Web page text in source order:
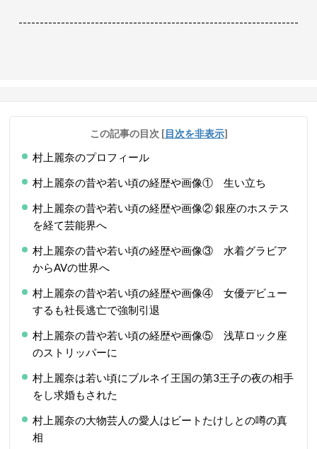
------------------------------------------------------------------
この記事の目次 [目次を非表示]
村上麗奈のプロフィール
村上麗奈の昔や若い頃の経歴や画像① 生い立ち
村上麗奈の昔や若い頃の経歴や画像② 銀座のホステス
を経て芸能界へ
村上麗奈の昔や若い頃の経歴や画像③ 水着グラビア
からAVの世界へ
村上麗奈の昔や若い頃の経歴や画像④ 女優デビュー
するも社長逃亡で強制引退
村上麗奈の昔や若い頃の経歴や画像⑤ 浅草ロック座
のストリッパーに
村上麗奈は若い頃にブルネイ王国の第3王子の夜の相手
をし求婚もされた
村上麗奈の大物芸人の愛人はビートたけしとの噂の真
相